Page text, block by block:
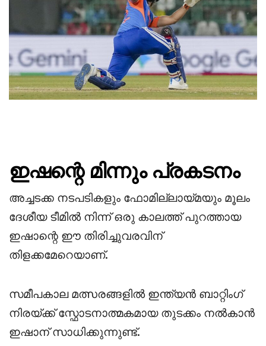
ഇഷന്റെ മിന്നും പ്രകടനം
അച്ചടക്ക നടപടികളും ഫോമില്ലായ്മയും മൂലം
ദേശീയ ടീമിൽ നിന്ന് ഒരു കാലത്ത് പുറത്തായ
ഇഷാന്റെ ഈ തിരിച്ചുവരവിന്
തിളക്കമേറെയാണ്.
സമീപകാല മത്സരങ്ങളിൽ ഇന്ത്യൻ ബാറ്റിംഗ്
നിരയ്ക്ക് സ്ഫോടനാത്മകമായ തുടക്കം നൽകാൻ
ഇഷാന് സാധിക്കുന്നുണ്ട്.